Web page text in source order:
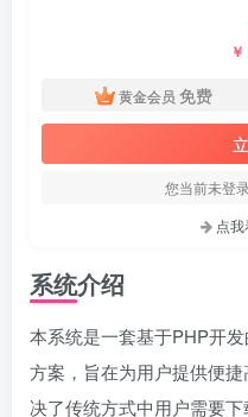
￥
黄金会员 免费
您当前未登
点
系统介绍
本系统是一套基于PHP开
方案，旨在为用户提供便
决了传统方式中用户需要